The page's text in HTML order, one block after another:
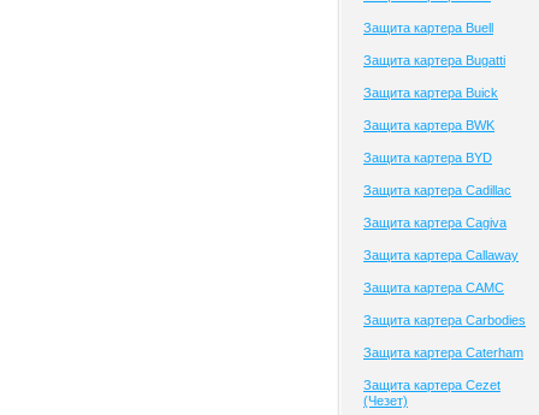
Защита картера Buell
Защита картера Bugatti
Защита картера Buick
Защита картера BWK
Защита картера BYD
Защита картера Cadillac
Защита картера Cagiva
Защита картера Callaway
Защита картера CAMC
Защита картера Carbodies
Защита картера Caterham
Защита картера Cezet
(Чезет)